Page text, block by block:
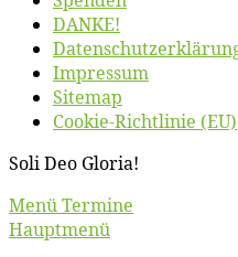
DANKE!
Im­pres­sum
Site­map
Coo­kie-Rich­t­­li­­nie (EU)
So­li Deo Gloria!
Scroll
Up
Menü Termine
Hauptmenü